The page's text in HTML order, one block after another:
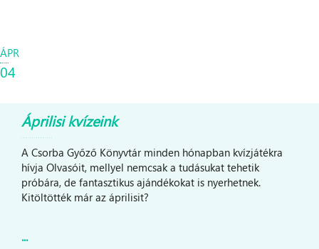
ÁPR
04
Áprilisi kvízeink
A Csorba Győző Könyvtár minden hónapban kvízjátékra
hívja Olvasóit, mellyel nemcsak a tudásukat tehetik
próbára, de fantasztikus ajándékokat is nyerhetnek.
Kitöltötték már az áprilisit?
...